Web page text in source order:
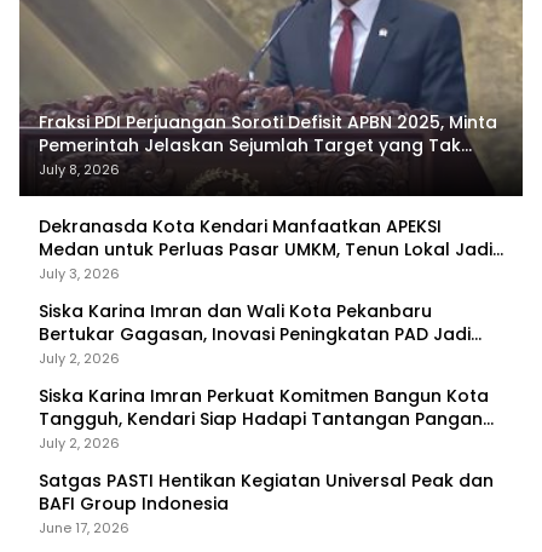
Fraksi PDI Perjuangan Soroti Defisit APBN 2025, Minta
Pemerintah Jelaskan Sejumlah Target yang Tak
Tercapai
July 8, 2026
Dekranasda Kota Kendari Manfaatkan APEKSI
Medan untuk Perluas Pasar UMKM, Tenun Lokal Jadi
Primadona
July 3, 2026
Siska Karina Imran dan Wali Kota Pekanbaru
Bertukar Gagasan, Inovasi Peningkatan PAD Jadi
Fokus Diskusi
July 2, 2026
Siska Karina Imran Perkuat Komitmen Bangun Kota
Tangguh, Kendari Siap Hadapi Tantangan Pangan
dan Bencana
July 2, 2026
Satgas PASTI Hentikan Kegiatan Universal Peak dan
BAFI Group Indonesia
June 17, 2026